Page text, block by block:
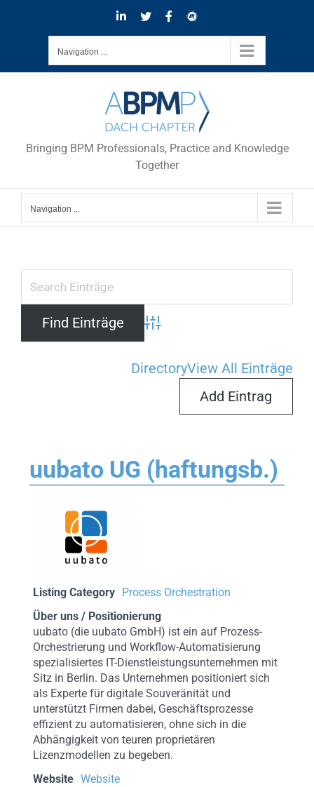
LinkedIn
TwitterFacebookMeetup
Navigation ...
Bringing BPM Professionals, Practice and Knowledge
Together
Navigation ...
grösseres
Advanced Search
DirectoryView All Einträge
Add Eintrag
uubato UG (haftungsb.)
Listing Category
Process Orchestration
Über uns / Positionierung
uubato (die uubato GmbH) ist ein auf Prozess-
Orchestrierung und Workflow-Automatisierung
spezialisiertes IT-Dienstleistungsunternehmen mit
Sitz in Berlin. Das Unternehmen positioniert sich
als Experte für digitale Souveränität und
unterstützt Firmen dabei, Geschäftsprozesse
effizient zu automatisieren, ohne sich in die
Abhängigkeit von teuren proprietären
Lizenzmodellen zu begeben.
Website Website